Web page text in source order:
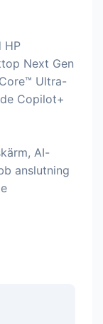
HP
Next Gen
Ultra-
Copilot+
AI-
anslutning